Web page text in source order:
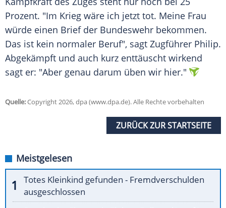
Prozent. "Im Krieg wäre ich jetzt tot. Meine Frau
würde einen Brief der Bundeswehr bekommen.
Das ist kein normaler Beruf", sagt Zugführer Philip.
Abgekämpft und auch kurz enttäuscht wirkend
sagt er: "Aber genau darum üben wir hier."
Quelle:Copyright 2026, dpa (www.dpa.de). Alle Rechte vorbehalten
ZURÜCK ZUR STARTSEITE
Meistgelesen
Totes Kleinkind gefunden - Fremdverschulden
ausgeschlossen